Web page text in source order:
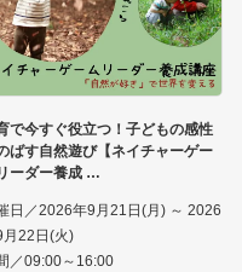
で今すぐ役立つ！子どもの感性
ばす自然遊び【ネイチャーゲー
ーダー養成
日／2026年9月21日(月) ～ 2026
月22日(火)
／09:00～16:00